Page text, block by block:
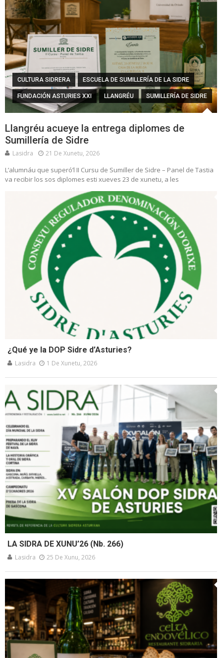
CULTURA SIDRERA ESCUELA DE SUMILLERÍA DE LA SIDRE
FUNDACIÓN ASTURIES XXI LLANGRÉU SUMILLERÍA DE SIDRE
Llangréu acueye la entrega diplomes de
Sumillería de Sidre
Lasidra 21 De Xunetu, 2026
L’alumnáu que superó’l II Cursu de Sumiller de Sidre – Panel de Tastia
va recibir los sos diplomes esti xueves 23 de xunetu, a les
¿Qué ye la DOP Sidre d’Asturies?
Lasidra 1 De Xunetu, 2026
LA SIDRA DE XUNU’26 (Nb. 266)
Lasidra 25 De Xunu, 2026